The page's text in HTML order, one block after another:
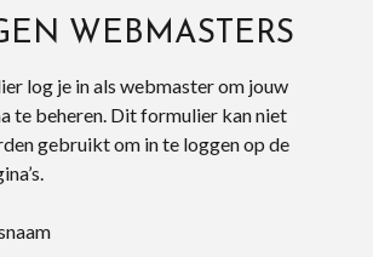
WEBMASTERS
log je in als webmaster om jouw
te beheren. Dit formulier kan niet
gebruikt om in te loggen op de